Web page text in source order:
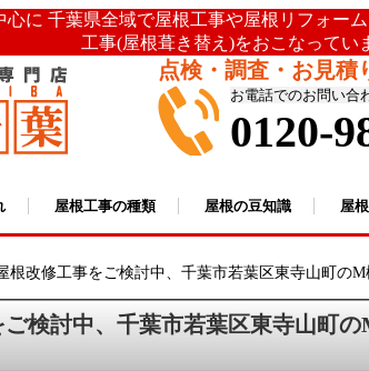
に 千葉県全域で屋根工事や屋根リフォー
工事(屋根葺き替え)をおこなってい
点検・調査・お見積
お電話でのお問い合
0120-
屋根工事の種類 屋根の豆知識 屋
根改修工事をご検討中、千葉市若葉区東寺山町の
ご検討中、千葉市若葉区東寺山町